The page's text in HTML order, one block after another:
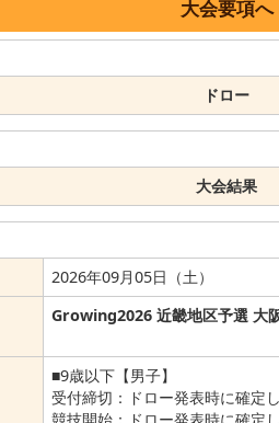
大会要項へ
ドロー
大会結果
2026年09月05日（土）
Growing2026 近畿地区予選 大
■9歳以下【男子】
受付締切：ドロー発表時に確定